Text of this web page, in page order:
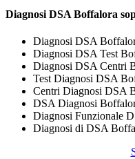
Diagnosi DSA Boffalora
Diagnosi DSA
Diagnosi DSA Test
Diagnosi DSA Centri
Test Diagnosi DSA
Centri Diagnosi DSA
DSA Diagnosi
Diagnosi Funzionale
Diagnosi di DSA